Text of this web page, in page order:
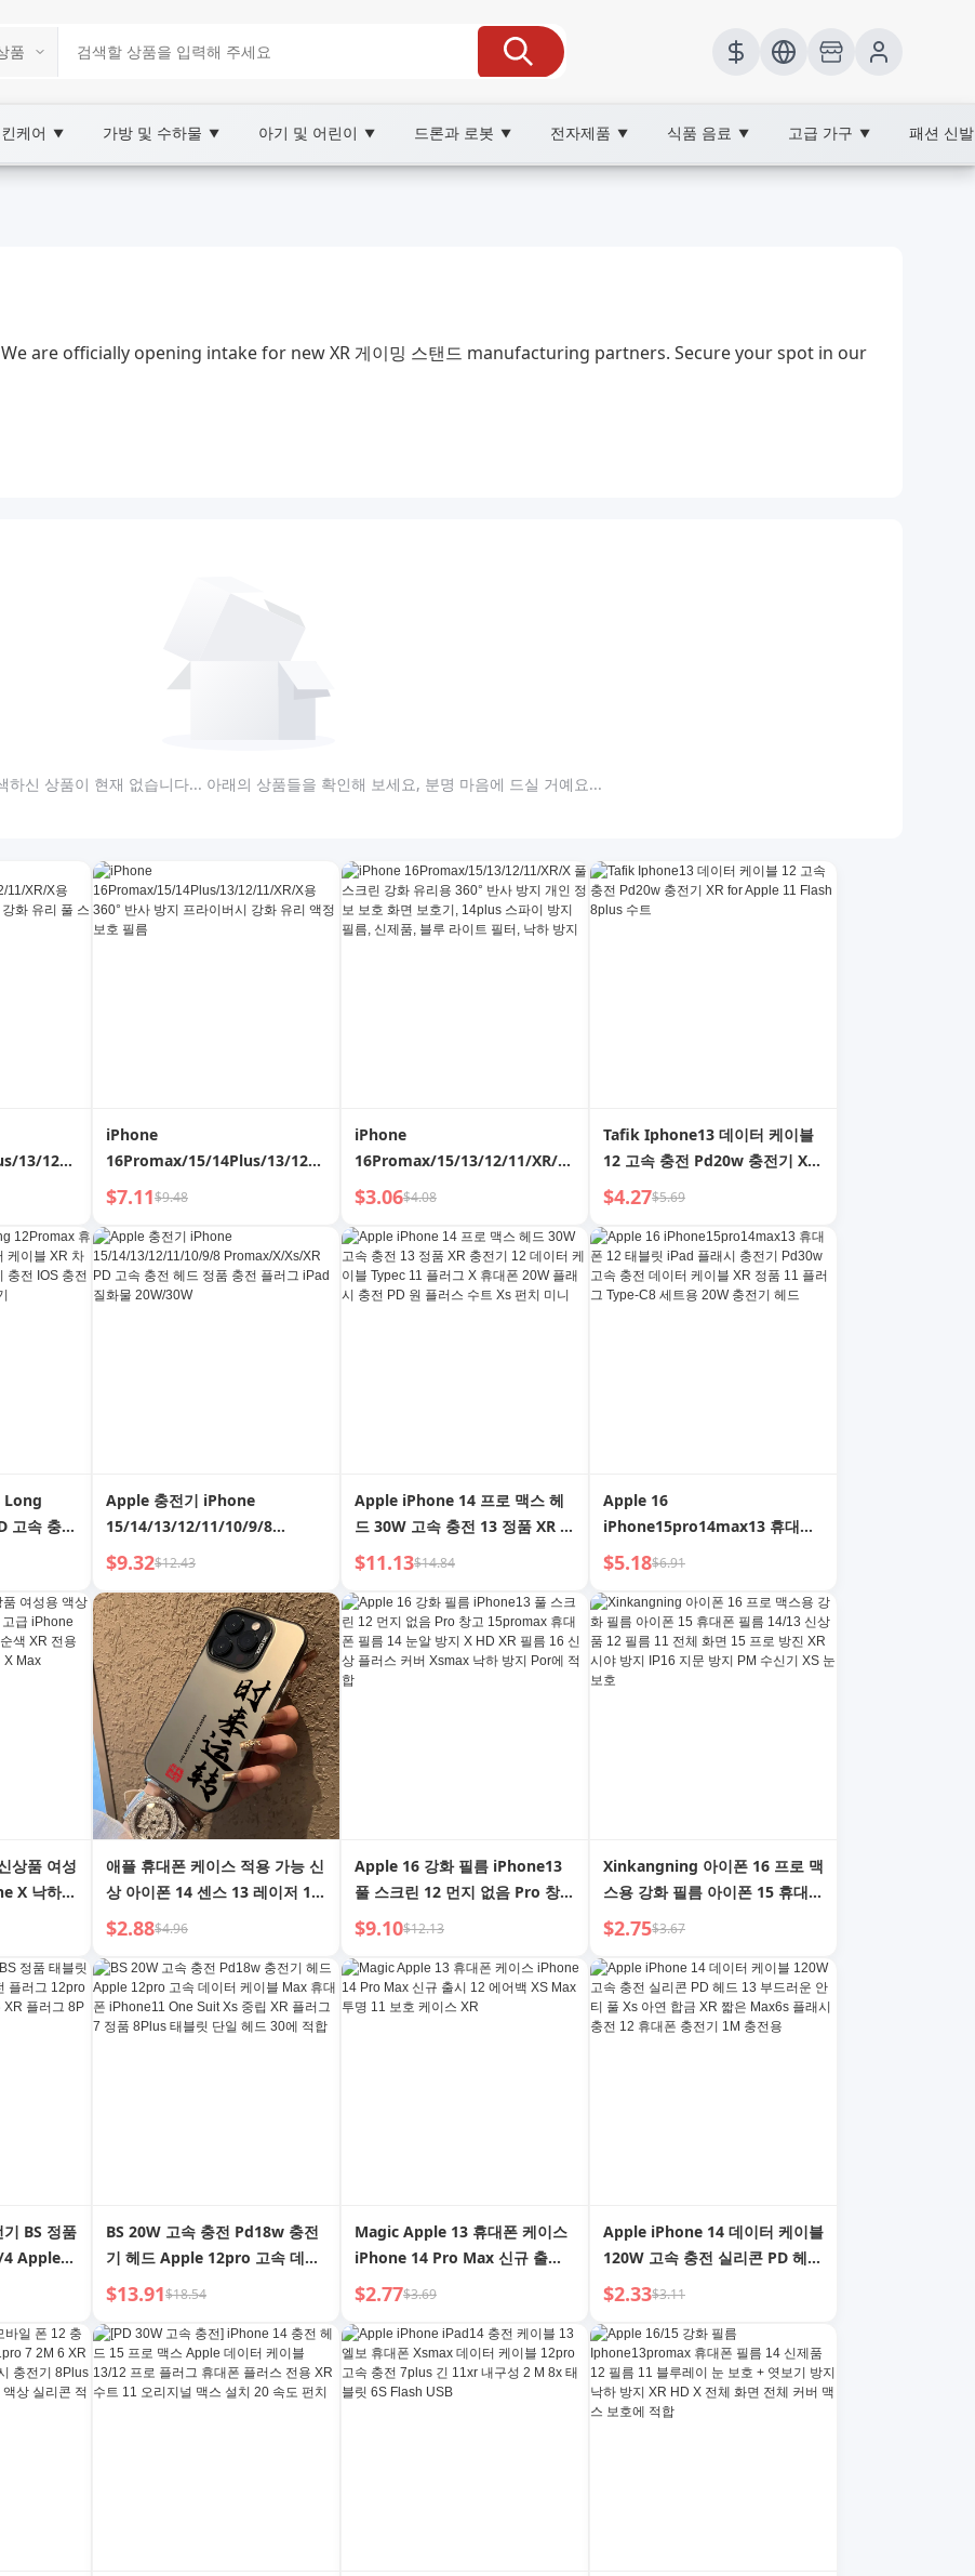
케어 ▼ 가방 및 수하물 ▼ 아기 및 어린이 ▼ 드론과 로봇 ▼ 전자제품 ▼ 식품 음료 ▼ 고급 가구 ▼ 패션 신
Marketplace
are officially opening intake for new XR 게이밍 스탠드 manufacturing partners. Secure your spot in our
하신 상품이 현재 없습니다... 아래의 상품들을 확인해 보세요, 분명 마음에 드실 거예요...
13/12/11/XR/X
이버시 강
iPhone
16Promax/15/14Plus/13/12/11/XR/X
용 360° 반사 방지 프라이버시 강
$7.11$9.48
iPhone
16Promax/15/13/12/11/XR/X
풀 스크린 강화 유리용 360° 반사
기, 14plus 스파이 방지 필름, 신
제품, 블루 라이트 필터, 낙하 방
지
$3.06$4.08
Tafik Iphone13 데이터 케이블
12 고속 충전 Pd20w 충전기 XR
for Apple 11 Flash 8plus 수트
$4.27$5.69
Long
고속 충전
량용 iPad
충전기
Apple 충전기 iPhone
15/14/13/12/11/10/9/8
Promax/X/Xs/XR PD 고속 충전
물 20W/30W
$9.32$12.43
Apple iPhone 14 프로 맥스 헤
드 30W 고속 충전 13 정품 XR 충
전기 12 데이터 케이블 Typec 11
전 PD 원 플러스 수트 Xs 펀치 미
니
$11.13$14.84
Apple 16
iPhone15pro14max13 휴대폰
12 태블릿 iPad 플래시 충전기
XR 정품 11 플러그 Type-C8 세
트용 20W 충전기 헤드
$5.18$6.91
상품 여성
X 낙하
인원
인기 X
애플 휴대폰 케이스 적용 가능 신
상 아이폰 14 센스 13 레이저 12
컬러 실버 11 하드 케이스 XR
$2.88$4.96
Apple 16 강화 필름 iPhone13
풀 스크린 12 먼지 없음 Pro 창고
15promax 휴대폰 필름 14 눈알
스 커버 Xsmax 낙하 방지 Por에
적합
$9.10$12.13
Xinkangning 아이폰 16 프로 맥
스용 강화 필름 아이폰 15 휴대폰
필름 14/13 신상품 12 필름 11
방지 IP16 지문 방지 PM 수신기
XS 눈 보호
$2.75$3.67
BS 정품
Apple
속 충전
BS 20W 고속 충전 Pd18w 충전
기 헤드 Apple 12pro 고속 데이
터 케이블 Max 휴대폰
플러그 7 정품 8Plus 태블릿 단
일 헤드 30에 적합
$13.91$18.54
Magic Apple 13 휴대폰 케이스
iPhone 14 Pro Max 신규 출시
12 에어백 XS Max 투명 11 보호
$2.77$3.69
Apple iPhone 14 데이터 케이블
120W 고속 충전 실리콘 PD 헤드
13 부드러운 안티 풀 Xs 아연 합
12 휴대폰 충전기 1M 충전용
$2.33$3.11